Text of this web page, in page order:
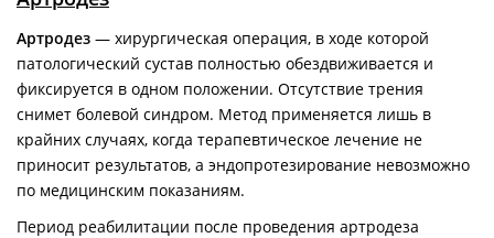
Артродез — хирургическая операция, в ходе которой
патологический сустав полностью обездвиживается и
фиксируется в одном положении. Отсутствие трения
снимет болевой синдром. Метод применяется лишь в
крайних случаях, когда терапевтическое лечение не
приносит результатов, а эндопротезирование невозможно
по медицинским показаниям.
Период реабилитации после проведения артродеза